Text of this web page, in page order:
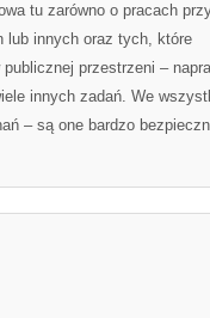
INTERESUJĄCE
HOBBY
tu zarówno o pracach
lub innych oraz tych, które
przestrzeni –
innych zadań. We
– są one bardzo